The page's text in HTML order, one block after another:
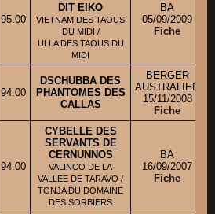
95.00
DIT EIKO
VIETNAM DES TAOUS
DU MIDI /
ULLA DES TAOUS DU
MIDI
BA
05/09/2009
Fiche
94.00
DSCHUBBA DES
PHANTOMES DES
CALLAS
BERGER
AUSTRALIEN
15/11/2008
Fiche
94.00
CYBELLE DES
SERVANTS DE
CERNUNNOS
VALINCO DE LA
VALLEE DE TARAVO /
TONJA DU DOMAINE
DES SORBIERS
BA
16/09/2007
Fiche